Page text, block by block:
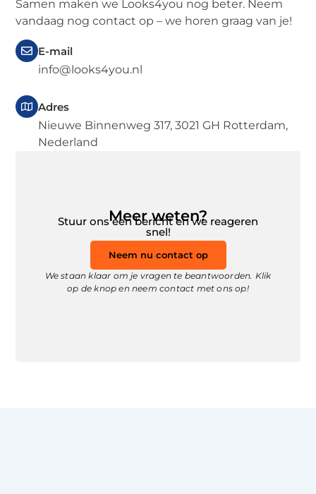
Samen maken we Looks4you nog beter. Neem
vandaag nog contact op – we horen graag van je!
E-mail
info@looks4you.nl
Adres
Nieuwe Binnenweg 317, 3021 GH Rotterdam,
Nederland
Meer weten?
Stuur ons een bericht en we reageren
snel!
Neem nu contact op
We staan klaar om je vragen te beantwoorden. Klik
op de knop en neem contact met ons op!